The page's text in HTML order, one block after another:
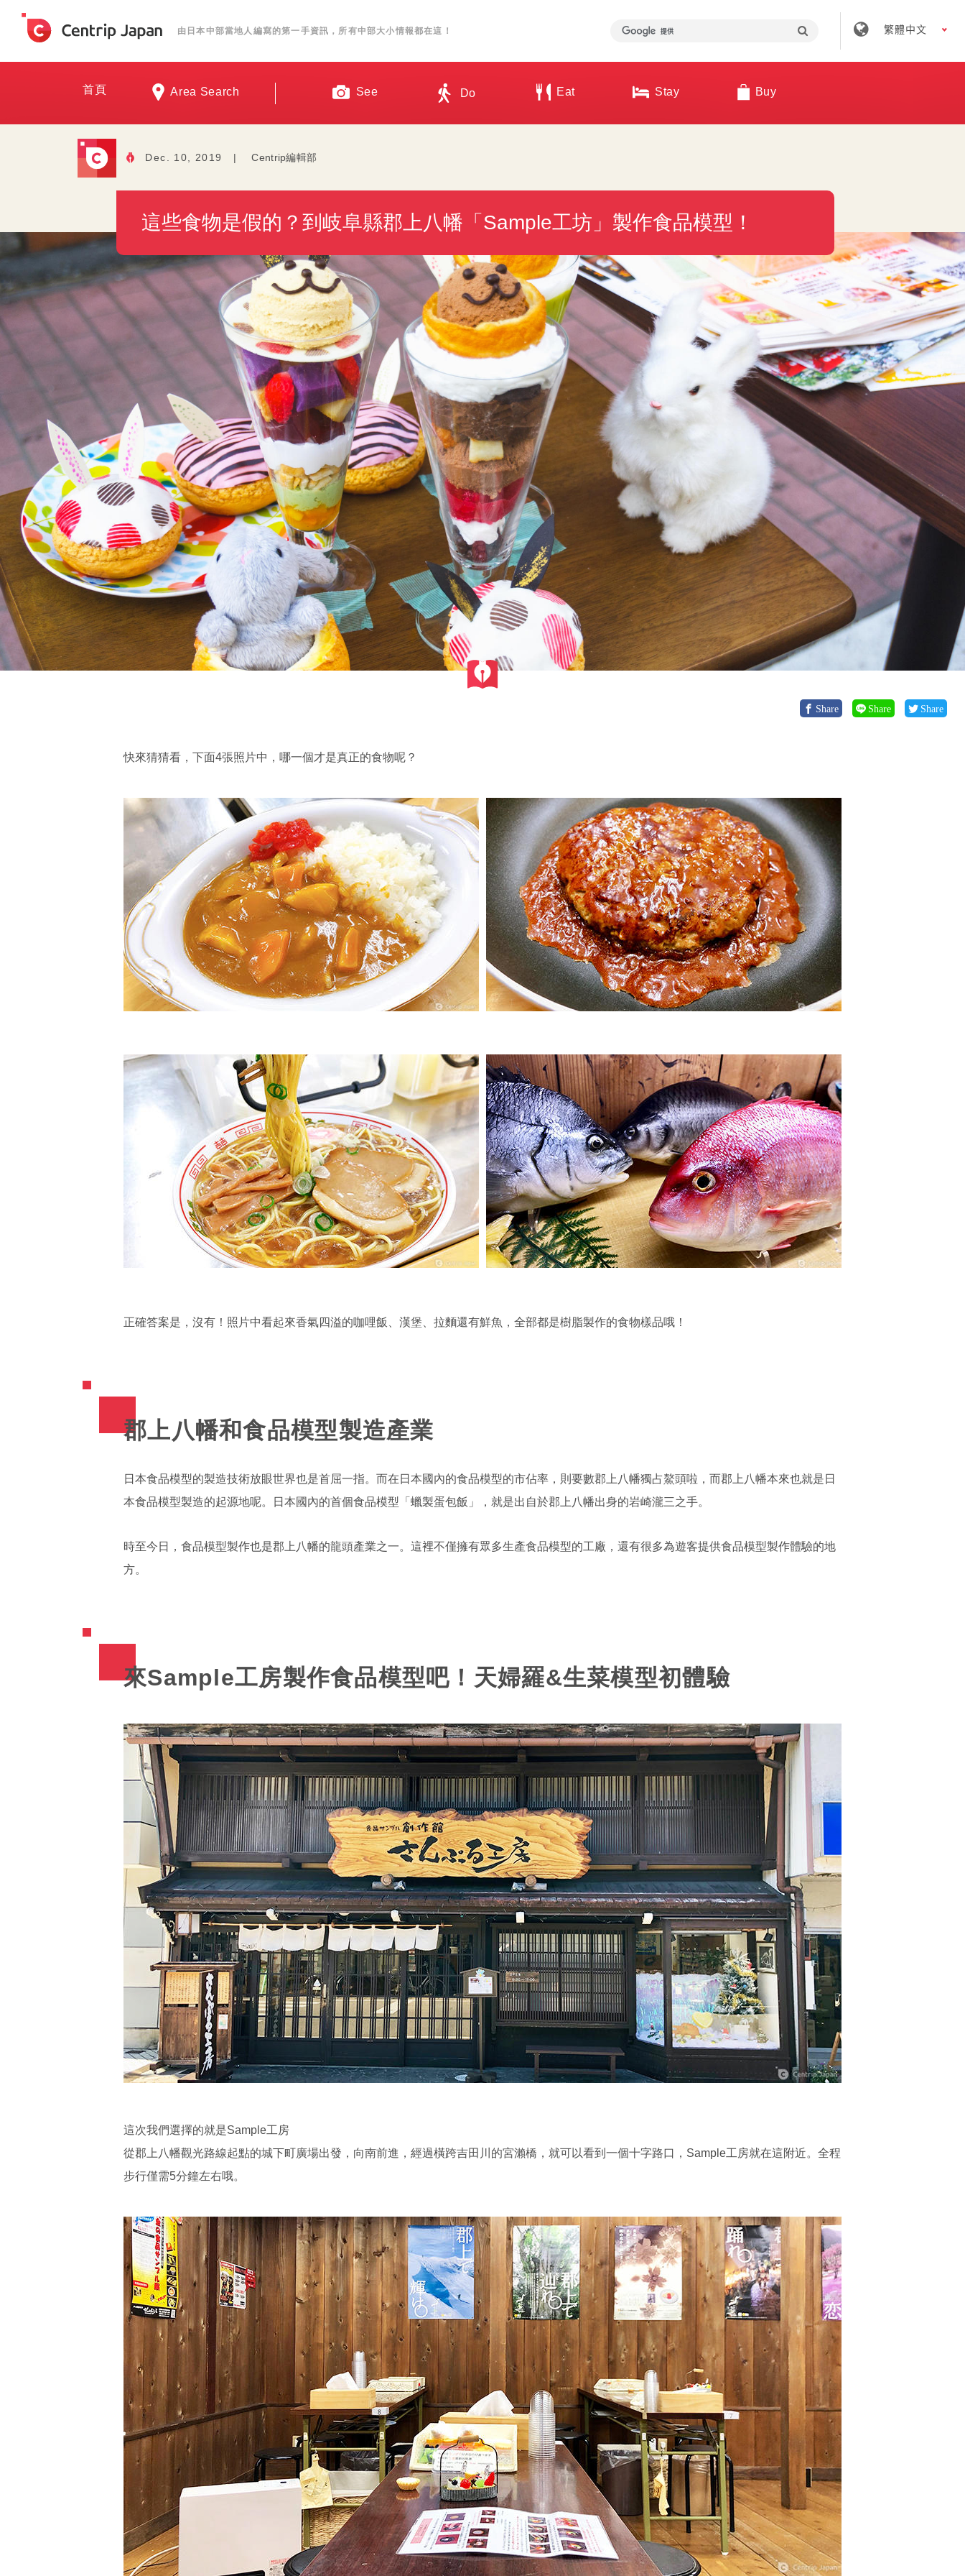
由日本中部當地人編寫的第一手資訊，所有中部大小情報都在這！ 繁體中文
首頁 Area Search See Do Eat Stay Buy
Dec. 10, 2019 | Centrip編輯部
這些食物是假的？到岐阜縣郡上八幡「Sample工坊」製作食品模型！
Share Share Share
快來猜猜看，下面4張照片中，哪一個才是真正的食物呢？
正確答案是，沒有！照片中看起來香氣四溢的咖哩飯、漢堡、拉麵還有鮮魚，全部都是樹脂製作的食物樣品哦！
郡上八幡和食品模型製造產業
日本食品模型的製造技術放眼世界也是首屈一指。而在日本國內的食品模型的市佔率，則要數郡上八幡獨占鰲頭啦，而郡上八幡本來也就是日
本食品模型製造的起源地呢。日本國內的首個食品模型「蠟製蛋包飯」，就是出自於郡上八幡出身的岩崎瀧三之手。
時至今日，食品模型製作也是郡上八幡的龍頭產業之一。這裡不僅擁有眾多生產食品模型的工廠，還有很多為遊客提供食品模型製作體驗的地
方。
來Sample工房製作食品模型吧！天婦羅&生菜模型初體驗
這次我們選擇的就是Sample工房
從郡上八幡觀光路線起點的城下町廣場出發，向南前進，經過橫跨吉田川的宮瀨橋，就可以看到一個十字路口，Sample工房就在這附近。全程
步行僅需5分鐘左右哦。